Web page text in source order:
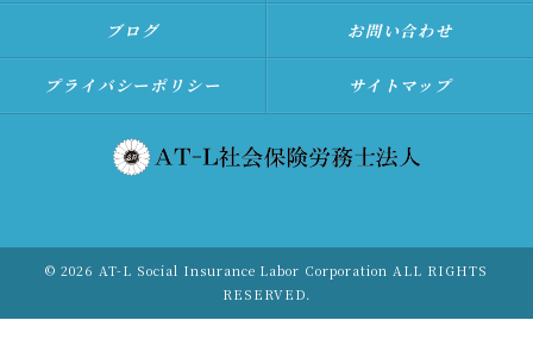
ブログ お問い合わせ
プライバシーポリシー サイトマップ
© 2026 AT-L Social Insurance Labor Corporation ALL RIGHTS
RESERVED.